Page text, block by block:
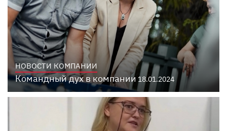
НОВОСТИ КОМПАНИИ
Командный дух в компании 18.01.2024